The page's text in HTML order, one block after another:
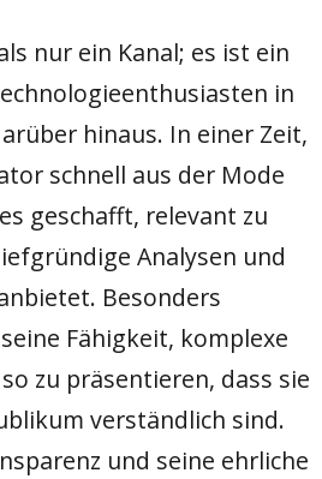
nur ein Kanal; es ist ein
in
hinaus. In einer Zeit,
schnell aus der Mode
geschafft, relevant zu
Analysen und
Besonders
Fähigkeit, komplexe
zu präsentieren, dass sie
verständlich sind.
und seine ehrliche